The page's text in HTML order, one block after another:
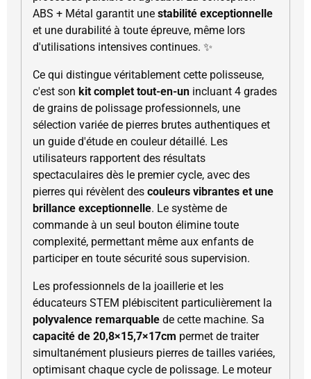
ABS + Métal garantit une stabilité exceptionnelle
et une durabilité à toute épreuve, même lors
d'utilisations intensives continues. ✨
Ce qui distingue véritablement cette polisseuse,
c'est son kit complet tout-en-un incluant 4 grades
de grains de polissage professionnels, une
sélection variée de pierres brutes authentiques et
un guide d'étude en couleur détaillé. Les
utilisateurs rapportent des résultats
spectaculaires dès le premier cycle, avec des
pierres qui révèlent des couleurs vibrantes et une
brillance exceptionnelle. Le système de
commande à un seul bouton élimine toute
complexité, permettant même aux enfants de
participer en toute sécurité sous supervision.
Les professionnels de la joaillerie et les
éducateurs STEM plébiscitent particulièrement la
polyvalence remarquable de cette machine. Sa
capacité de 20,8×15,7×17cm permet de traiter
simultanément plusieurs pierres de tailles variées,
optimisant chaque cycle de polissage. Le moteur